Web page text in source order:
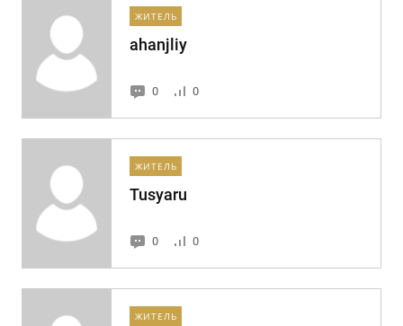
ЖИТЕЛЬ
ahanjliy
0 0
ЖИТЕЛЬ
Tusyaru
0 0
ЖИТЕЛЬ